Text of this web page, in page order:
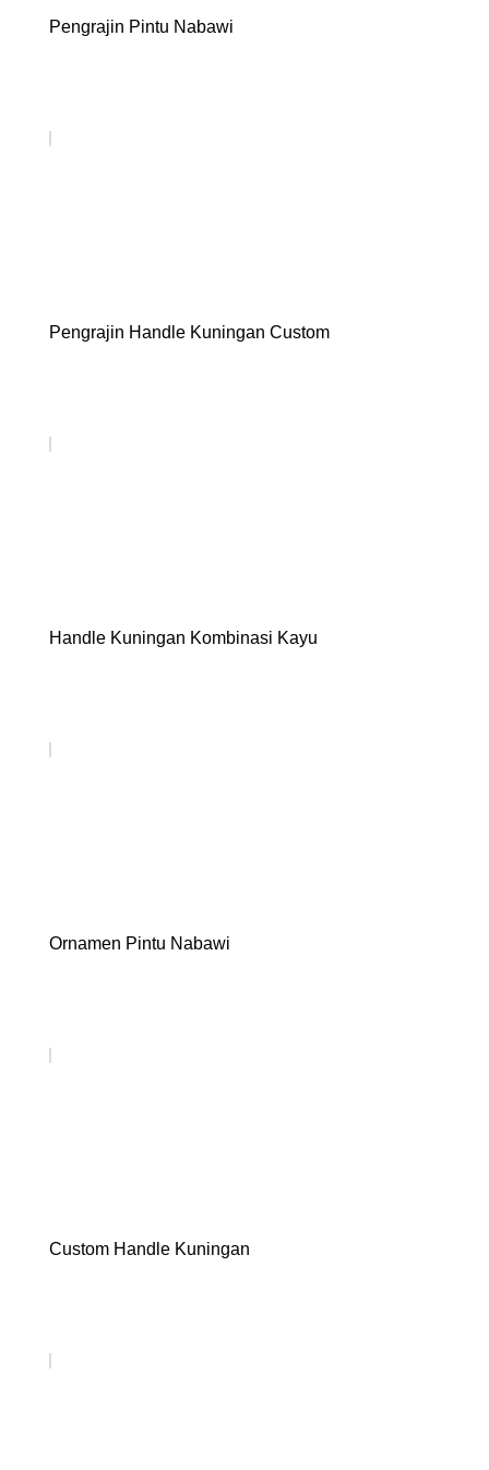
Pengrajin Pintu Nabawi
Pengrajin Handle Kuningan Custom
Handle Kuningan Kombinasi Kayu
Ornamen Pintu Nabawi
Custom Handle Kuningan